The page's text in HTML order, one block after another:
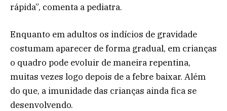
rápida”, comenta a pediatra.
Enquanto em adultos os indícios de gravidade
costumam aparecer de forma gradual, em crianças
o quadro pode evoluir de maneira repentina,
muitas vezes logo depois de a febre baixar. Além
do que, a imunidade das crianças ainda fica se
desenvolvendo.